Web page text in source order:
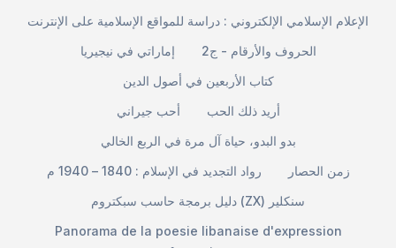
الإعلام الإسلامي الإلكتروني : دراسة للمواقع الإسلامية على الإنترنت
إماراتي في نيجيريا
الحروف والأرقام - ج2
كتاب الأربعين في أصول الدين
أحب جيراني
أريد ذلك الحب
بدو البدو، حياة آل مرة في الربع الخالي
رواد التجديد في الإسلام : 1840 – 1940 م
زمن الحصار
دليل برمجة حاسب سبكتروم (ZX) سنكلير
Panorama de la poesie libanaise d'expression